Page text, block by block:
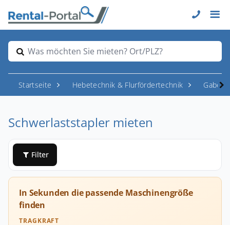
Was möchten Sie mieten? Ort/PLZ?
Startseite Hebetechnik & Flurfördertechnik
Schwerlaststapler mieten
Filter
In Sekunden die passende Maschinengröße
finden
TRAGKRAFT